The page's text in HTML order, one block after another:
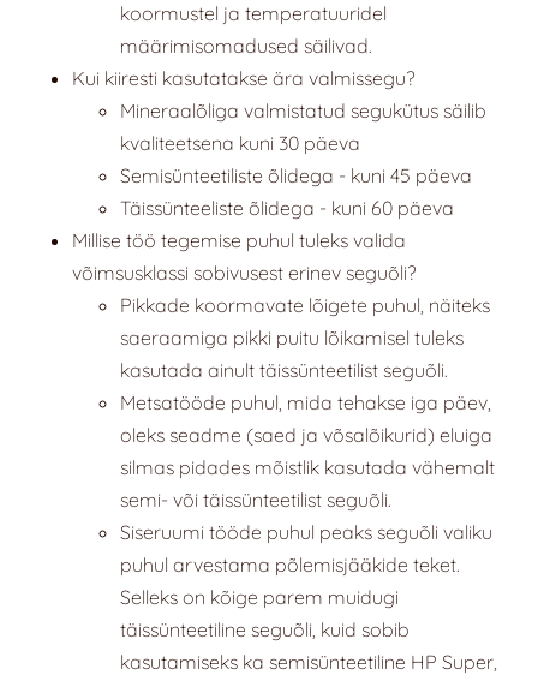
koormustel ja temperatuuridel
määrimisomadused säilivad.
Kui kiiresti kasutatakse ära valmissegu?
Mineraalõliga valmistatud segukütus säilib
kvaliteetsena kuni 30 päeva
Semisünteetiliste õlidega - kuni 45 päeva
Täissünteeliste õlidega - kuni 60 päeva
Millise töö tegemise puhul tuleks valida
võimsusklassi sobivusest erinev seguõli?
Pikkade koormavate lõigete puhul, näiteks
saeraamiga pikki puitu lõikamisel tuleks
kasutada ainult täissünteetilist seguõli.
Metsatööde puhul, mida tehakse iga päev,
oleks seadme (saed ja võsalõikurid) eluiga
silmas pidades mõistlik kasutada vähemalt
semi- või täissünteetilist seguõli.
Siseruumi tööde puhul peaks seguõli valiku
puhul arvestama põlemisjääkide teket.
Selleks on kõige parem muidugi
täissünteetiline seguõli, kuid sobib
kasutamiseks ka semisünteetiline HP Super,